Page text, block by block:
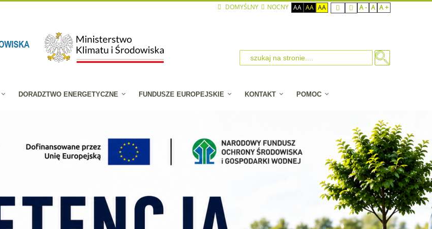
DOMYŚLNY NOCNY AA AA AA A - A A +
DORADZTWO ENERGETYCZNE FUNDUSZE EUROPEJSKIE KONTAKT POMOC